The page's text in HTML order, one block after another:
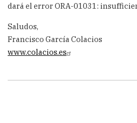
dará el error ORA-01031:
Saludos,
Francisco García Colacios
www.colacios.es